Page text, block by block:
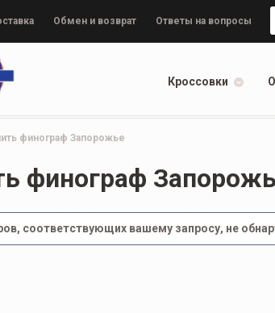
Обмен и возврат Ответы на вопросы
Кроссовки
финограф Запорожье
финограф
соответствующих вашему запросу, не